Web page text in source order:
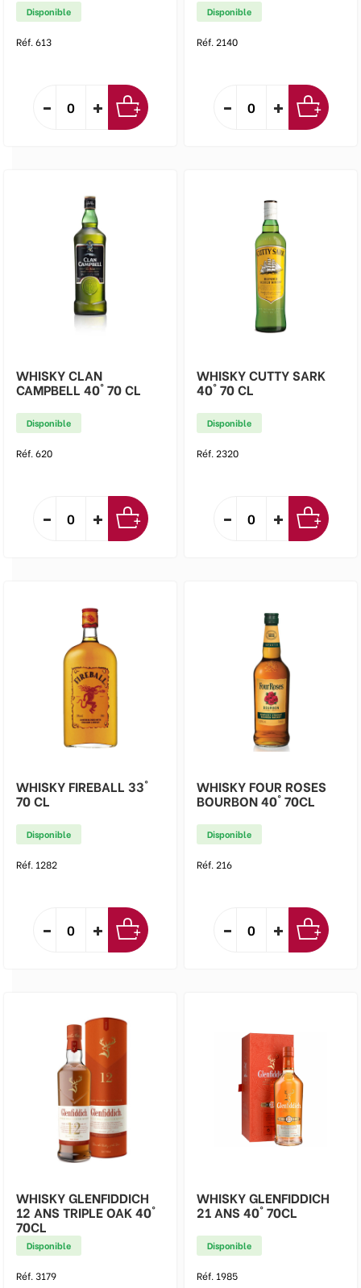
Disponible
Réf. 613
Disponible
Réf. 2140
WHISKY CLAN
CAMPBELL 40° 70 CL
Disponible
Réf. 620
WHISKY CUTTY SARK
40° 70 CL
Disponible
Réf. 2320
WHISKY FIREBALL 33°
70 CL
Disponible
Réf. 1282
WHISKY FOUR ROSES
BOURBON 40° 70CL
Disponible
Réf. 216
WHISKY GLENFIDDICH
12 ANS TRIPLE OAK 40°
70CL
Disponible
Réf. 3179
WHISKY GLENFIDDICH
21 ANS 40° 70CL
Disponible
Réf. 1985